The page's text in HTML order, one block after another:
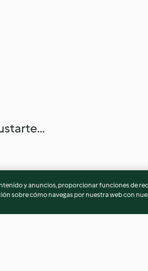
y anuncios, proporcionar funciones de
sobre cómo navegas por nuestra web con